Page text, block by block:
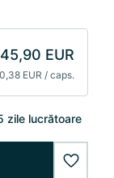
45,90 EUR
0,38 EUR / caps.
zile lucrătoare